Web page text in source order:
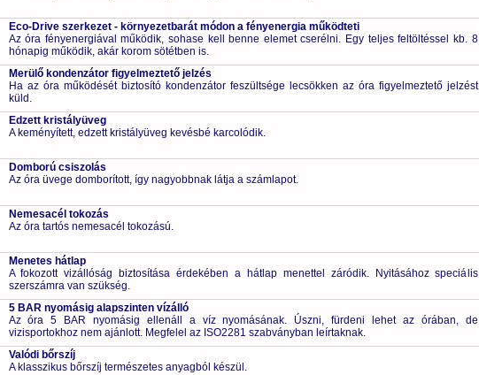
Eco-Drive szerkezet - környezetbarát módon a fényenergia működteti
Az óra fényenergiával működik, sohase kell benne elemet cserélni. Egy teljes feltöltéssel kb. 8
hónapig működik, akár korom sötétben is.
Merülő kondenzátor figyelmeztető jelzés
Ha az óra működését biztosító kondenzátor feszültsége lecsökken az óra figyelmeztető jelzést
küld.
Edzett kristályüveg
A keményített, edzett kristályüveg kevésbé karcolódik.
Domború csiszolás
Az óra üvege domborított, így nagyobbnak látja a számlapot.
Nemesacél tokozás
Az óra tartós nemesacél tokozású.
Menetes hátlap
A fokozott vizállóság biztosítása érdekében a hátlap menettel záródik. Nyitásához speciális
szerszámra van szükség.
5 BAR nyomásig alapszinten vízálló
Az óra 5 BAR nyomásig ellenáll a víz nyomásának. Úszni, fürdeni lehet az órában, de
vizisportokhoz nem ajánlott. Megfelel az ISO2281 szabványban leírtaknak.
Valódi bőrszíj
A klasszikus bőrszíj természetes anyagból készül.